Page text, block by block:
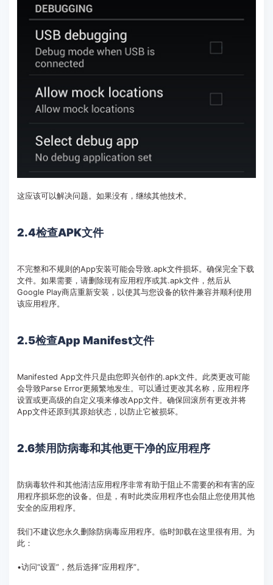
这应该可以解决问题。如果没有，继续其他技术。
2.4检查APK文件
不完整和不规则的App安装可能会导致.apk文件损坏。确保完全下载
文件。如果需要，请删除现有应用程序或其.apk文件，然后从
Google Play商店重新安装，以使其与您设备的软件兼容并顺利使用
该应用程序。
2.5检查App Manifest文件
Manifested App文件只是由您即兴创作的.apk文件。此类更改可能
会导致Parse Error更频繁地发生。可以通过更改其名称，应用程序
设置或更高级的自定义项来修改App文件。确保回滚所有更改并将
App文件还原到其原始状态，以防止它被损坏。
2.6禁用防病毒和其他更干净的应用程序
防病毒软件和其他清洁应用程序非常有助于阻止不需要的和有害的应
用程序损坏您的设备。但是，有时此类应用程序也会阻止您使用其他
安全的应用程序。
我们不建议您永久删除防病毒应用程序。临时卸载在这里很有用。为
此：
•访问“设置”，然后选择“应用程序”。